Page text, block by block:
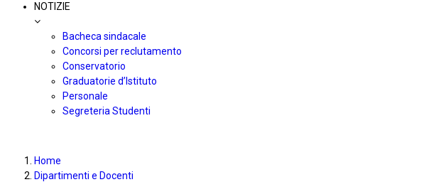
NOTIZIE
Bacheca sindacale
Concorsi per reclutamento
Conservatorio
Graduatorie d’Istituto
Personale
Segreteria Studenti
Home
Dipartimenti e Docenti